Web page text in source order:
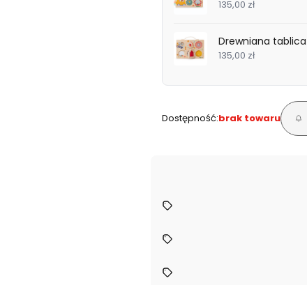
135,00 zł
Drewniana
135,00 zł
Dostępność:brak towaru